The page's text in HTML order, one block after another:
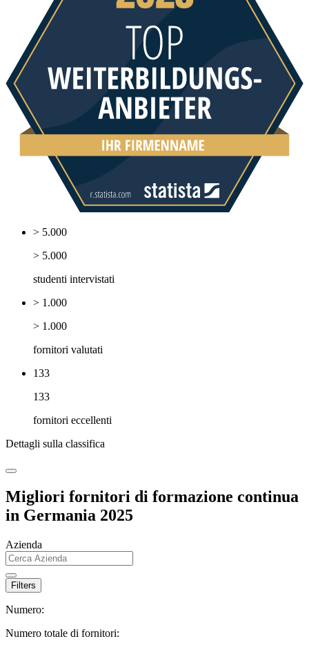
> 5.000
> 5.000
studenti intervistati
> 1.000
> 1.000
fornitori valutati
133
133
fornitori eccellenti
Dettagli sulla classifica
Migliori fornitori di formazione continua
in Germania 2025
Azienda
Filters
Numero:
Numero totale di fornitori: